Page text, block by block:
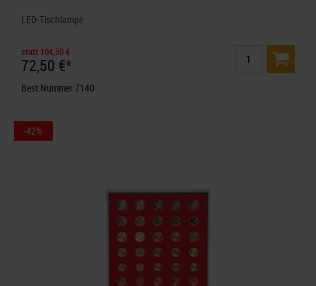
LED-Tischlampe
statt 104,50 €
72,50 €*
Best.Nummer 7140
-42%